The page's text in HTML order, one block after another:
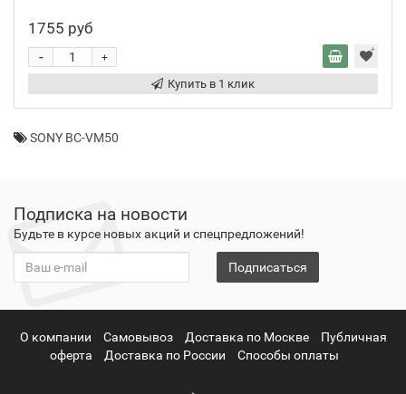
1755 руб
+
-
Купить в 1 клик
SONY BC-VM50
Подписка на новости
Будьте в курсе новых акций и спецпредложений!
Подписаться
О компании Самовывоз Доставка по Москве
Публичная
оферта
Доставка по России Способы оплаты